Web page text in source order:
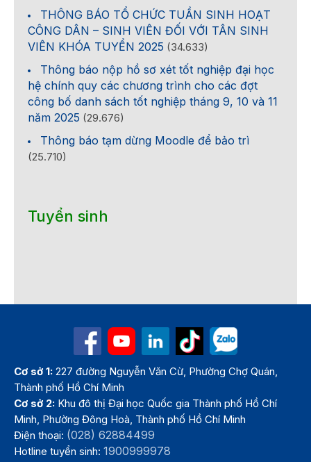
THÔNG BÁO TỔ CHỨC TUẦN SINH HOẠT
CÔNG DÂN – SINH VIÊN ĐỐI VỚI TÂN SINH
VIÊN KHÓA TUYỂN 2025 (34.633)
Thông báo nộp hồ sơ xét tốt nghiệp đại học
hệ chính quy các chương trình cho các đợt
công bố danh sách tốt nghiệp tháng 9, 10 và 11
năm 2025 (29.676)
Thông báo tạm dừng Moodle để bảo trì
(25.710)
Tuyển sinh
Cơ sở 1: 227 đường Nguyễn Văn Cừ, Phường Chợ Quán,
Thành phố Hồ Chí Minh
Cơ sở 2: Khu đô thị Đại học Quốc gia Thành phố Hồ Chí
Minh, Phường Đông Hoà, Thành phố Hồ Chí Minh
Điện thoại: (028) 62884499
Hotline tuyển sinh:1900999978